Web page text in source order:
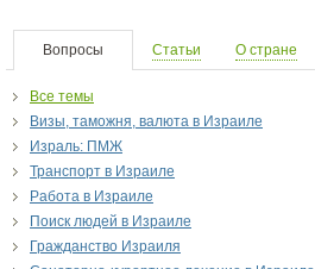
Вопросы Статьи О стране
Все темы
Визы, таможня, валюта в Израиле
Израль: ПМЖ
Транспорт в Израиле
Работа в Израиле
Поиск людей в Израиле
Гражданство Израиля